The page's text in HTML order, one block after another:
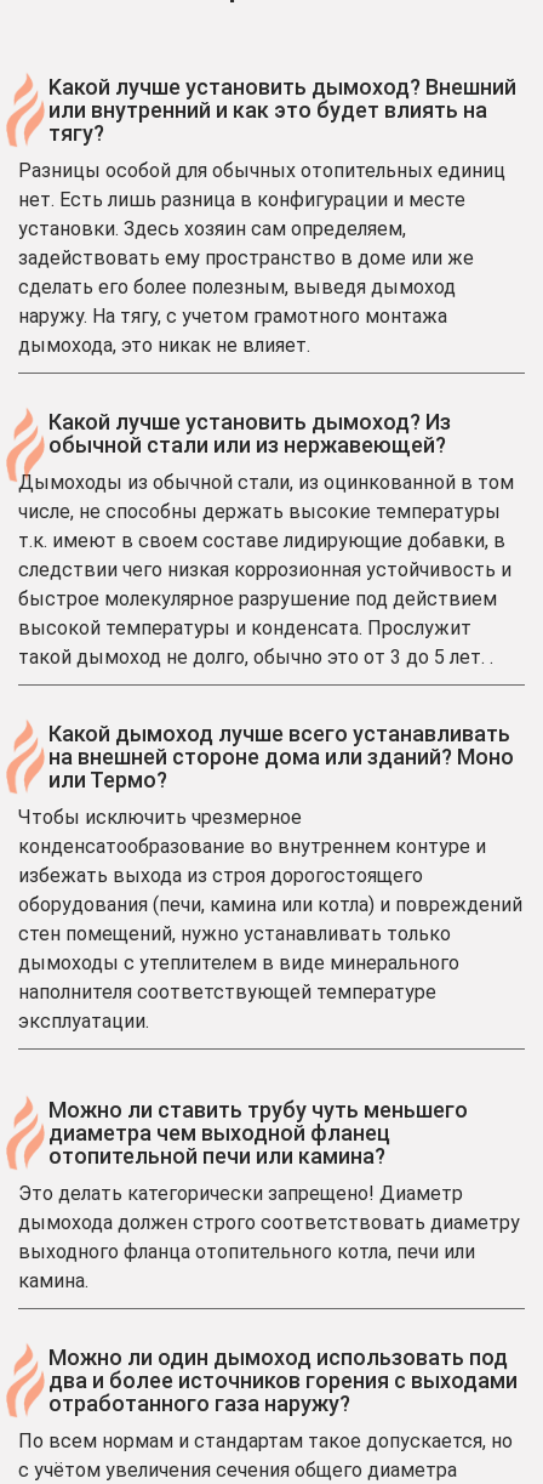
Kакой лучше установить дымоход? Внешний
или внутренний и как это будет влиять на
тягу?
Разницы особой для обычных отопительных единиц
нет. Есть лишь разница в конфигурации и месте
установки. Здесь хозяин сам определяем,
задействовать ему пространство в доме или же
сделать его более полезным, выведя дымоход
наружу. На тягу, с учетом грамотного монтажа
дымохода, это никак не влияет.
Какой лучше установить дымоход? Из
обычной стали или из нержавеющей?
Дымоходы из обычной стали, из оцинкованной в том
числе, не способны держать высокие температуры
т.к. имеют в своем составе лидирующие добавки, в
следствии чего низкая коррозионная устойчивость и
быстрое молекулярное разрушение под действием
высокой температуры и конденсата. Прослужит
такой дымоход не долго, обычно это от 3 до 5 лет. .
Какой дымоход лучше всего устанавливать
на внешней стороне дома или зданий? Моно
или Термо?
Чтобы исключить чрезмерное
конденсатообразование во внутреннем контуре и
избежать выхода из строя дорогостоящего
оборудования (печи, камина или котла) и повреждений
стен помещений, нужно устанавливать только
дымоходы с утеплителем в виде минерального
наполнителя соответствующей температуре
эксплуатации.
Можно ли ставить трубу чуть меньшего
диаметра чем выходной фланец
отопительной печи или камина?
Это делать категорически запрещено! Диаметр
дымохода должен строго соответствовать диаметру
выходного фланца отопительного котла, печи или
камина.
Можно ли один дымоход использовать под
два и более источников горения с выходами
отработанного газа наружу?
По всем нормам и стандартам такое допускается, но
с учётом увеличения сечения общего диаметра